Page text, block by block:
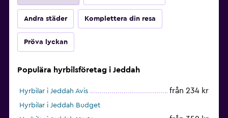
Andra städer Komplettera din resa
Pröva lyckan
Populära hyrbilsföretag i Jeddah
Hyrbilar i Jeddah Avis från 234 kr
Hyrbilar i Jeddah Budget